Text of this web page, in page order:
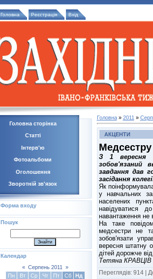
Головна Реєстрація Вхід
Головна сторінка
Статті
Інтерв'ю
Фотоальбоми
Оголошення
Зворотній зв'язок
Форма входу
Пошук
Календар
« Серпень 2011
»
Пн
Вт Ср Чт Пт Сб
Нд
Головна» 2011 »
АКЦЕНТИ
З 1 вересня
зобов'язаний
завдання дав
засідання
Як
у навчальних
населених
навідуватися
навантаження
На таке
медсестри не
зобов'язати
вересня штатну
дітей дорожче
Тетяна КРАВЦІВ
Переглядів: 914|